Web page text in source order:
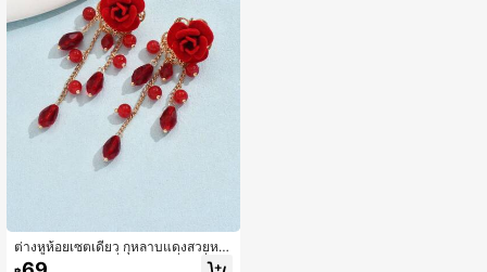
ต่างหูห้อยเซตเดี่ยว กุหลาบแดงสวยหรู
คริสตัลแดง สไตล์ที่น่ารัก แฟชั่นเครื่องป